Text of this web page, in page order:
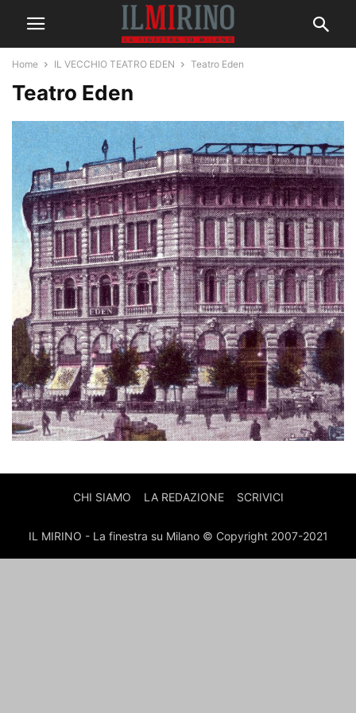
Home IL VECCHIO TEATRO EDEN Teatro Eden
Teatro Eden
CHI SIAMO LA REDAZIONE SCRIVICI
IL MIRINO - La finestra su Milano © Copyright 2007-2021